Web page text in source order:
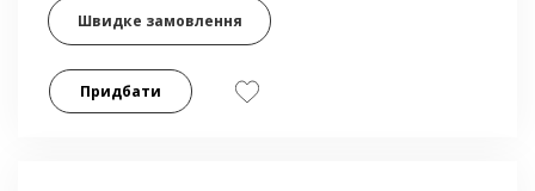
Швидке замовлення
Придбати